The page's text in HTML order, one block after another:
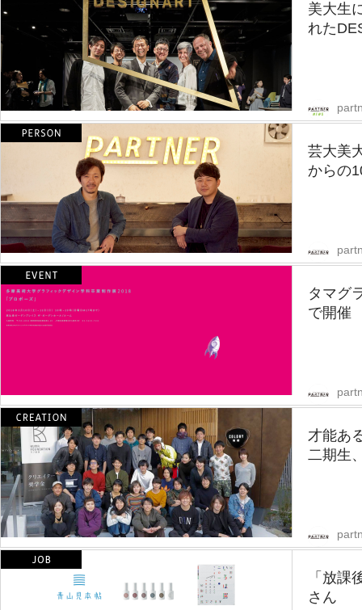
美大生
れた
芸大美
からの
タマグ
で開催
才能あ
二期生
「放課
さん